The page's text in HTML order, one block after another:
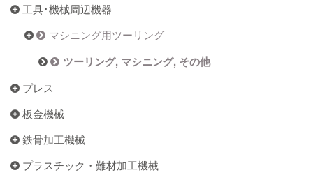
工具･機械周辺機器
マシニング用ツーリング
ツーリング, マシニング, その他
プレス
板金機械
鉄骨加工機械
プラスチック・難材加工機械